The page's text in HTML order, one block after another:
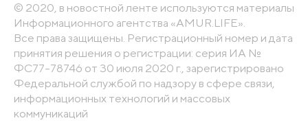
© 2020, в новостной ленте используются материалы
Информационного агентства «AMUR.LIFE».
Все права защищены. Регистрационный номер и дата
принятия решения о регистрации: серия ИА №
ФС77-78746 от 30 июля 2020 г., зарегистрировано
Федеральной службой по надзору в сфере связи,
информационных технологий и массовых
коммуникаций